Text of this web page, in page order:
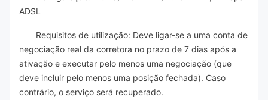
ADSL
Requisitos de utilização: Deve ligar-se a uma conta de
negociação real da corretora no prazo de 7 dias após a
ativação e executar pelo menos uma negociação (que
deve incluir pelo menos uma posição fechada). Caso
contrário, o serviço será recuperado.